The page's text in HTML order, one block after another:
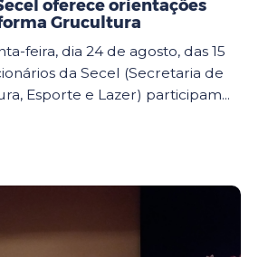
oferece orientações
Grucultura
feira, dia 24 de agosto, das 15
da Secel (Secretaria de
Esporte e Lazer) participam...